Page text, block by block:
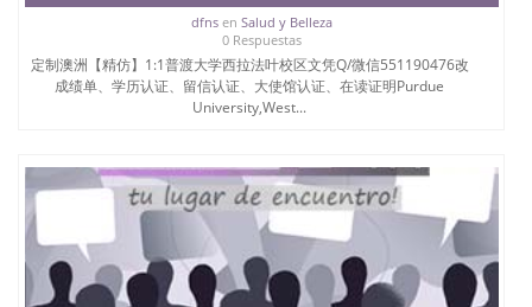
dfnsen Salud y Belleza
0 Respuestas
定制澳洲【精仿】1:1普渡大学西拉法叶校区文凭Q/微信551190476改
成绩单、学历认证、留信认证、大使馆认证、在读证明Purdue
University,West...